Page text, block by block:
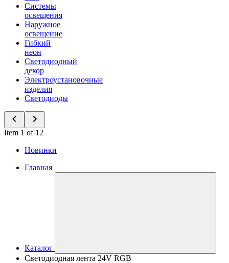
Системы
освещения
Наружное
освещение
Гибкий
неон
Светодиодный
декор
Электроустановочные
изделия
Светодиоды
Item 1 of 12
Новинки
Главная
Каталог
Светодиодная лента 24V RGB